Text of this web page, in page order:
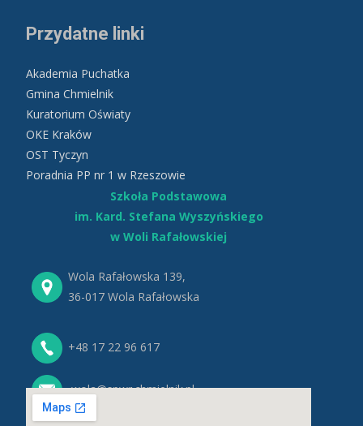
Przydatne linki
Akademia Puchatka
Gmina Chmielnik
Kuratorium Oświaty
OKE Kraków
OST Tyczyn
Poradnia PP nr 1 w Rzeszowie
Szkoła Podstawowa
im. Kard. Stefana Wyszyńskiego
w Woli Rafałowskiej
Wola Rafałowska 139,
36-017 Wola Rafałowska
+48 17 22 96 617
wola@spwr.chmielnik.pl